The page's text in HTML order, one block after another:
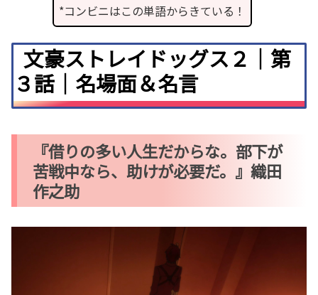
*コンビニはこの単語からきている！
文豪ストレイドッグス２｜第
３話｜名場面＆名言
『借りの多い人生だからな。部下が
苦戦中なら、助けが必要だ。』織田
作之助